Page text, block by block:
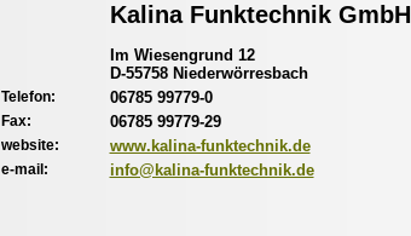
Kalina Funktechnik GmbH
Im Wiesengrund 12
D-55758 Niederwörresbach
Telefon: 06785 99779-0
Fax: 06785 99779-29
website: www.kalina-funktechnik.de
e-mail: info@kalina-funktechnik.de